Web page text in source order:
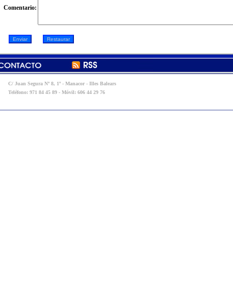
Comentario:
C/ Juan Segura Nº 8, 1º - Manacor - Illes Balears
Teléfono: 971 84 45 89 - Móvil: 606 44 29 76